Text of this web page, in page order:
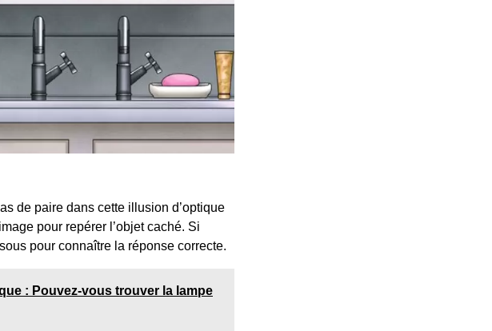
de paire dans cette illusion d’optique
pour repérer l’objet caché. Si
pour connaître la réponse correcte.
: Pouvez-vous trouver la lampe